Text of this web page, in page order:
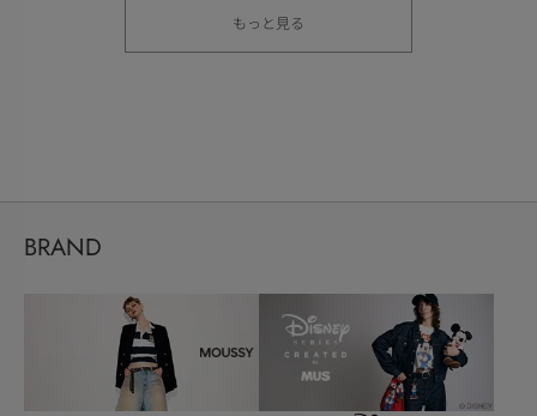
もっと見る
BRAND